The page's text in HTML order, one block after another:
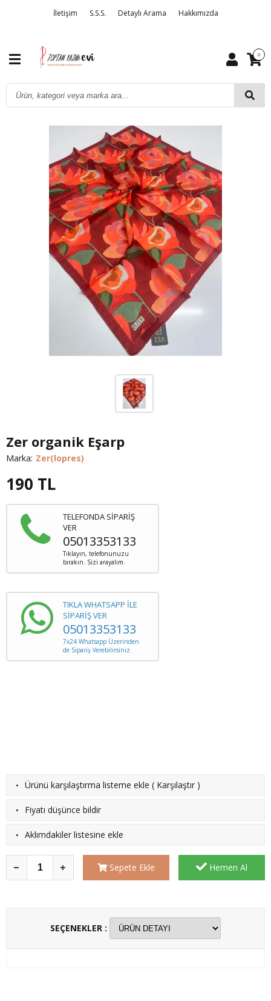
İletişim S.S.S. Detaylı Arama Hakkımızda
0
Zer organik Eşarp
Marka: Zer(lopres)
190 TL
TELEFONDA SİPARİŞ
VER
05013353133
Tıklayın, telefonunuzu
bırakın. Sizi arayalım.
TIKLA WHATSAPP İLE
SİPARİŞ VER
05013353133
7x24 Whatsapp Üzerinden
de Sipariş Verebilirsiniz.
· Ürünü karşılaştırma listeme ekle ( Karşılaştır )
· Fiyatı düşünce bildir
· Aklımdakiler listesine ekle
Sepete Ekle Hemen Al
SEÇENEKLER :